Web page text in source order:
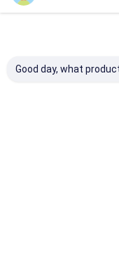
अनुशंसित उत्पाद
Good day, what